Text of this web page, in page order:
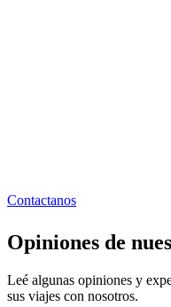
Contactanos
Opiniones de
Leé algunas opiniones y
sus viajes con nosotros.